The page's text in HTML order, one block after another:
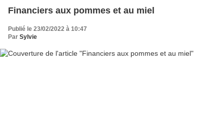
Financiers aux pommes et au miel
Publié le 23/02/2022 à 10:47
Par Sylvie